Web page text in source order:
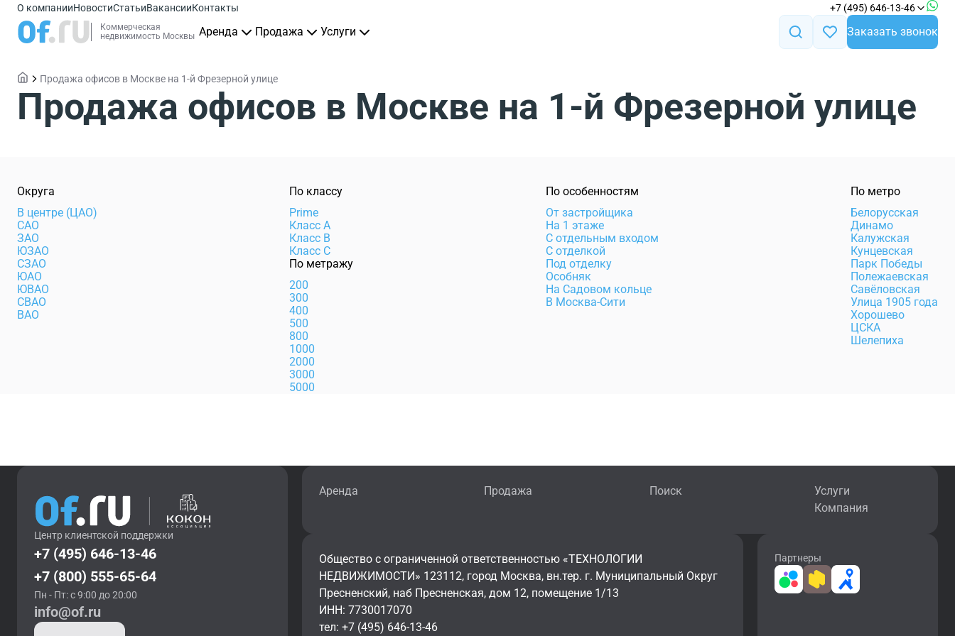
О компанииНовостиСтатьиВакансииКонтакты +7 (495) 646-13-46
Коммерческая
недвижимость Москвы Аренда Продажа Услуги Заказать звонок
Продажа офисов в Москве на 1-й Фрезерной улице
Продажа офисов в Москве на 1-й Фрезерной улице
Округа
В центре (ЦАО)
САО
ЗАО
ЮЗАО
СЗАО
ЮАО
ЮВАО
СВАО
ВАО
По классу
Prime
Класс А
Класс В
Класс С
По метражу
200
300
400
500
800
1000
2000
3000
5000
По особенностям
От застройщика
На 1 этаже
С отдельным входом
С отделкой
Под отделку
Особняк
На Садовом кольце
В Москва-Сити
По метро
Белорусская
Динамо
Калужская
Кунцевская
Парк Победы
Полежаевская
Савёловская
Улица 1905 года
Хорошево
ЦСКА
Шелепиха
Центр клиентской поддержки
+7 (495) 646-13-46
+7 (800) 555-65-64
Пн - Пт: с 9:00 до 20:00
info@of.ru
Аренда Продажа Поиск
Услуги
Компания
Общество с ограниченной ответственностью «ТЕХНОЛОГИИ
НЕДВИЖИМОСТИ» 123112, город Москва, вн.тер. г. Муниципальный Округ
Пресненский, наб Пресненская, дом 12, помещение 1/13
ИНН: 7730017070
тел: +7 (495) 646-13-46
Партнеры